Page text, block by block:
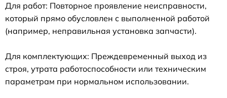
Для работ: Повторное проявление неисправности,
который прямо обусловлен с выполненной работой
(например, неправильная установка запчасти).
Для комплектующих: Преждевременный выход из
строя, утрата работоспособности или техническим
параметрам при нормальном использовании.